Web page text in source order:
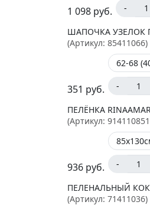
1 098 руб. -
ШАПОЧКА УЗЕЛОК
(Артикул: 85411066)
351 руб. -
ПЕЛЁНКА
(Артикул:
936 руб. -
ПЕЛЕНАЛЬНЫЙ
(Артикул: 71411036)